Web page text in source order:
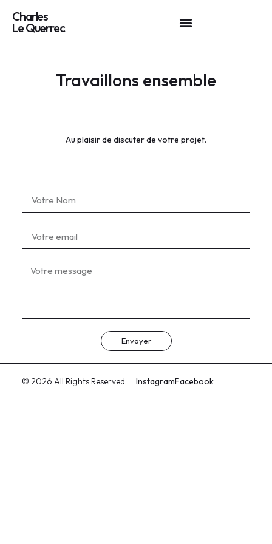
Charles
Le Querrec
Travaillons ensemble
Au plaisir de discuter de votre projet.
Envoyer
© 2026 All Rights Reserved. InstagramFacebook